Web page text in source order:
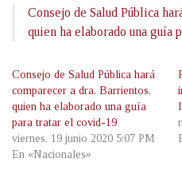
Consejo de Salud Pública
quien ha elaborado una guía
Consejo de Salud Pública hará
comparecer a dra. Barrientos,
quien ha elaborado una guía
para tratar el covid-19
viernes, 19 junio 2020 5:07 PM
En «Nacionales»